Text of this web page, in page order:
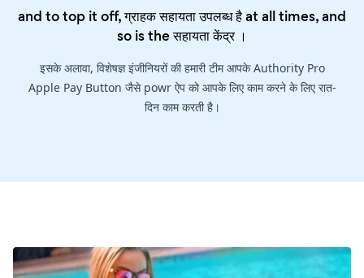
and to top it off, ग्राहक सहायता उपलब्ध है at all times, and
so is theसहायता केंद्र।
इसके अलावा, विशेषज्ञ इंजीनियरों की हमारी टीम आपके Authority Pro
Apple Pay Button जैसे powr ऐप को आपके लिए काम करने के लिए रात-
दिन काम करती है।